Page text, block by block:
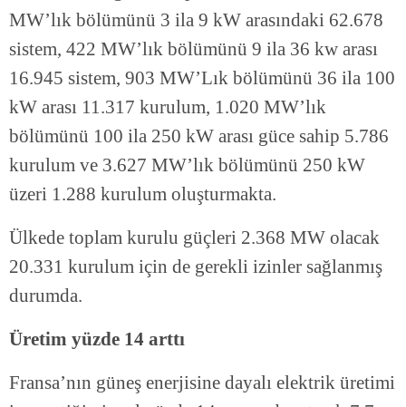
MW’lık bölümünü 3 ila 9 kW arasındaki 62.678
sistem, 422 MW’lık bölümünü 9 ila 36 kw arası
16.945 sistem, 903 MW’Lık bölümünü 36 ila 100
kW arası 11.317 kurulum, 1.020 MW’lık
bölümünü 100 ila 250 kW arası güce sahip 5.786
kurulum ve 3.627 MW’lık bölümünü 250 kW
üzeri 1.288 kurulum oluşturmakta.
Ülkede toplam kurulu güçleri 2.368 MW olacak
20.331 kurulum için de gerekli izinler sağlanmış
durumda.
Üretim yüzde 14 arttı
Fransa’nın güneş enerjisine dayalı elektrik üretimi